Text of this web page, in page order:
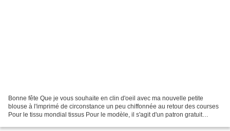
Bonne fête Que je vous souhaite en clin d'oeil avec ma nouvelle petite
blouse à l'imprimé de circonstance un peu chiffonnée au retour des courses
Pour le tissu mondial tissus Pour le modèle, il s'agit d'un patron gratuit